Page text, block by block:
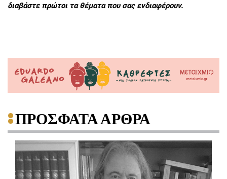
διαβάστε πρώτοι τα θέματα που σας ενδιαφέρουν.
ΠΡΟΣΦΑΤΑ ΑΡΘΡΑ